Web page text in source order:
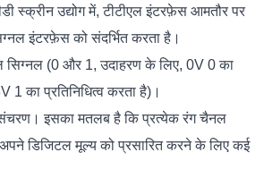
स्क्रीन उद्योग में, टीटीएल इंटरफ़ेस आमतौर पर
इंटरफ़ेस को संदर्भित करता है।
सिग्नल (0 और 1, उदाहरण के लिए, 0V 0 का
1 का प्रतिनिधित्व करता है)।
संचरण। इसका मतलब है कि प्रत्येक रंग चैनल
डिजिटल मूल्य को प्रसारित करने के लिए कई